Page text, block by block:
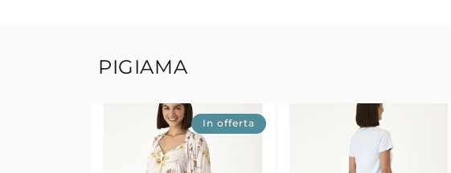
PIGIAMA
In offerta